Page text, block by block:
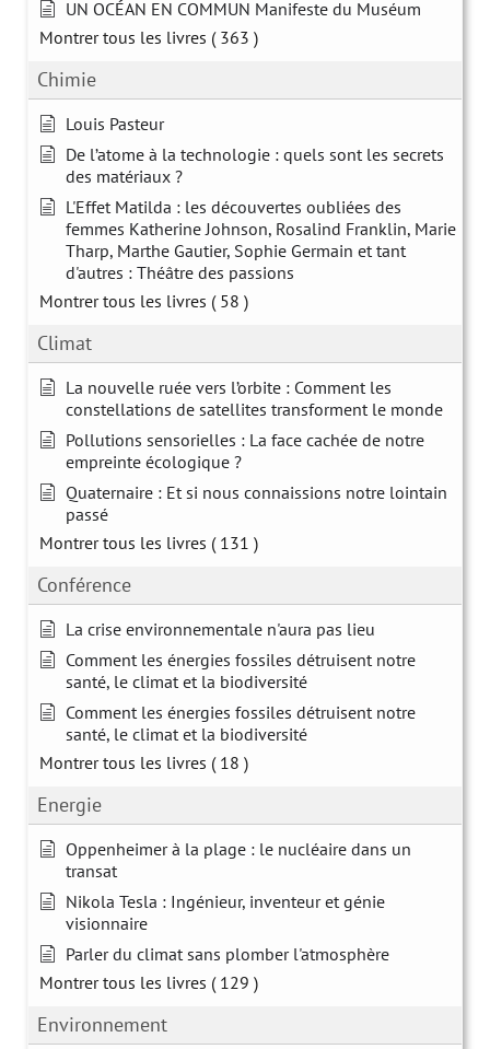
UN OCÉAN EN COMMUN Manifeste du Muséum
Montrer tous les livres ( 363 )
Chimie
Louis Pasteur
De l’atome à la technologie : quels sont les secrets
des matériaux ?
L'Effet Matilda : les découvertes oubliées des
femmes Katherine Johnson, Rosalind Franklin, Marie
Tharp, Marthe Gautier, Sophie Germain et tant
d'autres : Théâtre des passions
Montrer tous les livres ( 58 )
Climat
La nouvelle ruée vers l’orbite : Comment les
constellations de satellites transforment le monde
Pollutions sensorielles : La face cachée de notre
empreinte écologique ?
Quaternaire : Et si nous connaissions notre lointain
passé
Montrer tous les livres ( 131 )
Conférence
La crise environnementale n'aura pas lieu
Comment les énergies fossiles détruisent notre
santé, le climat et la biodiversité
Comment les énergies fossiles détruisent notre
santé, le climat et la biodiversité
Montrer tous les livres ( 18 )
Energie
Oppenheimer à la plage : le nucléaire dans un
transat
Nikola Tesla : Ingénieur, inventeur et génie
visionnaire
Parler du climat sans plomber l'atmosphère
Montrer tous les livres ( 129 )
Environnement